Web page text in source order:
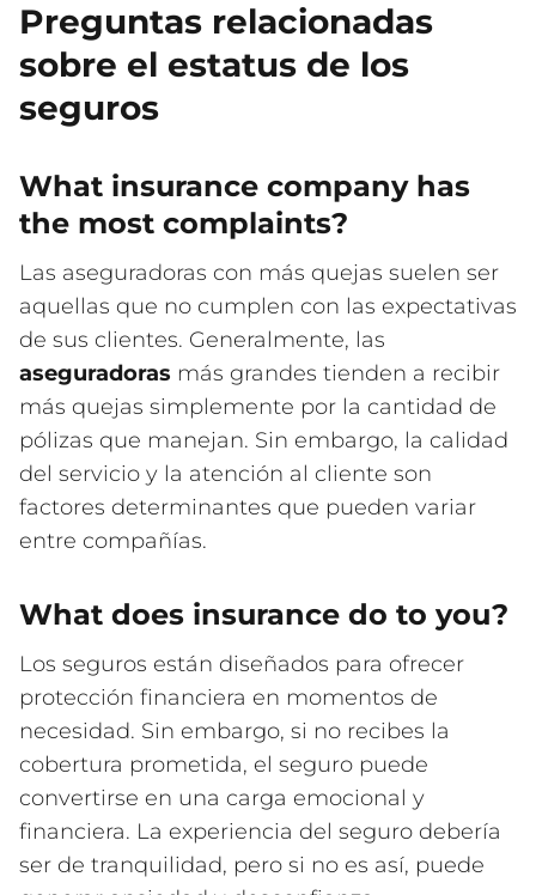
Preguntas relacionadas
sobre el estatus de los
seguros
What insurance company has
the most complaints?
Las aseguradoras con más quejas suelen ser
aquellas que no cumplen con las expectativas
de sus clientes. Generalmente, las
aseguradoras más grandes tienden a recibir
más quejas simplemente por la cantidad de
pólizas que manejan. Sin embargo, la calidad
del servicio y la atención al cliente son
factores determinantes que pueden variar
entre compañías.
What does insurance do to you?
Los seguros están diseñados para ofrecer
protección financiera en momentos de
necesidad. Sin embargo, si no recibes la
cobertura prometida, el seguro puede
convertirse en una carga emocional y
financiera. La experiencia del seguro debería
ser de tranquilidad, pero si no es así, puede